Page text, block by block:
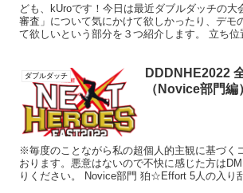
ども、kUroです！今日は最近ダブルダッチの大
審査」について気にかけて欲しかったり、デモ
て欲しいという部分を３つ紹介します。 立ち位
ダブルダッチ
DDDNHE2022
（Novice部門編
※毎度のことながら私の超個人的主観に基づく
おります。悪意はないので不快に感じた方は
りください。 Novice部門 狛☆Effort 5人の入り